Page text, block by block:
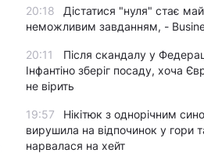
20:18
Дістатися "нуля" стає
неможливим завданням, -
20:11
Після скандалу у
Інфантіно зберіг посаду, хоча
не вірить
19:57
Нікітюк з однорічним
вирушила на відпочинок у гори
нарвалася на хейт